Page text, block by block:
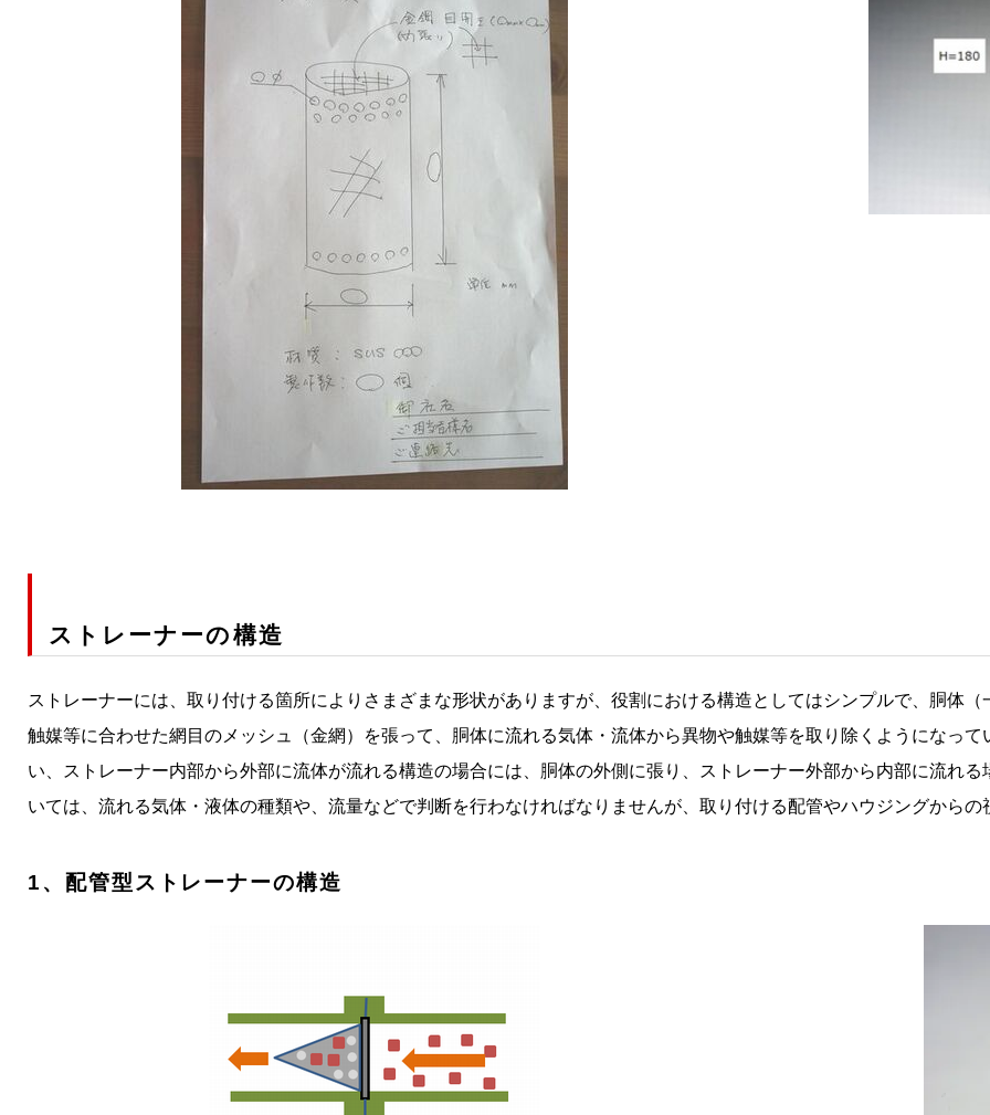
ストレーナーの構造
ストレーナーには、取り付ける箇所によりさまざまな形状がありますが、役割における構造としてはシンプルで、胴体
触媒等に合わせた網目のメッシュ（金網）を張って、胴体に流れる気体・流体から異物や触媒等を取り除くようになっ
い、ストレーナー内部から外部に流体が流れる構造の場合には、胴体の外側に張り、ストレーナー外部から内部に流れ
いては、流れる気体・液体の種類や、流量などで判断を行わなければなりませんが、取り付ける配管やハウジングからの
1、配管型ストレーナーの構造